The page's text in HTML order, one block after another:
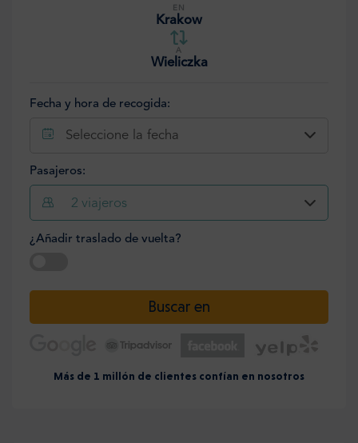
EN
Krakow
A
Wieliczka
Fecha y hora de recogida:
Seleccione la fecha
Pasajeros:
2 viajeros
¿Añadir traslado de vuelta?
Buscar en
Más de 1 millón de clientes confían en nosotros